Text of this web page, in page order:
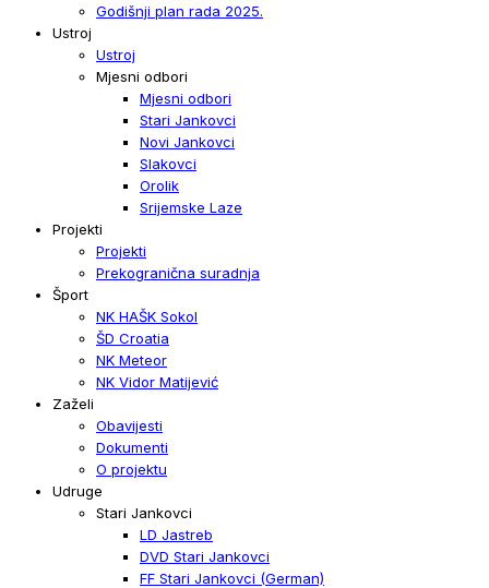
Godišnji plan rada 2025.
Ustroj
Ustroj
Mjesni odbori
Mjesni odbori
Stari Jankovci
Novi Jankovci
Slakovci
Orolik
Srijemske Laze
Projekti
Projekti
Prekogranična suradnja
Šport
NK HAŠK Sokol
ŠD Croatia
NK Meteor
NK Vidor Matijević
Zaželi
Obavijesti
Dokumenti
O projektu
Udruge
Stari Jankovci
LD Jastreb
DVD Stari Jankovci
FF Stari Jankovci (German)